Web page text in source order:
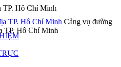
Cảng vụ đường
TP. Hô Chí Minh